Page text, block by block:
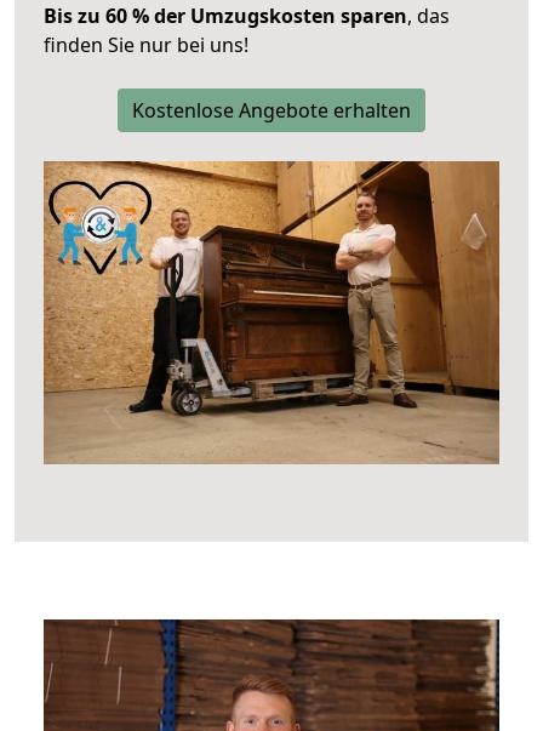
Bis zu 60 % der Umzugskosten sparen, das
finden Sie nur bei uns!
Kostenlose Angebote erhalten